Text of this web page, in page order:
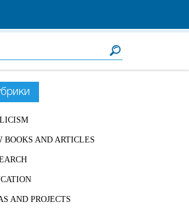
BOOKS AND ARTICLES
AND PROJECTS